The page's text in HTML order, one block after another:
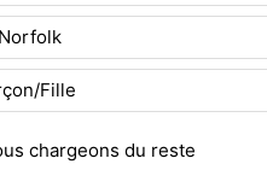
Fille